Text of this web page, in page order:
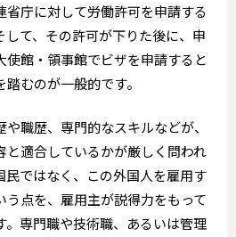
省庁に対して労働許可を申請する
して、その許可が下りた後に、申
館・領事館でビザを申請すると
むのが一般的です。
職歴、専門的なスキルなどが、
と適合しているかが厳しく問われ
民ではなく、この外国人を雇用す
う点を、雇用主が説得力をもって
。専門職や技術職、あるいは管理